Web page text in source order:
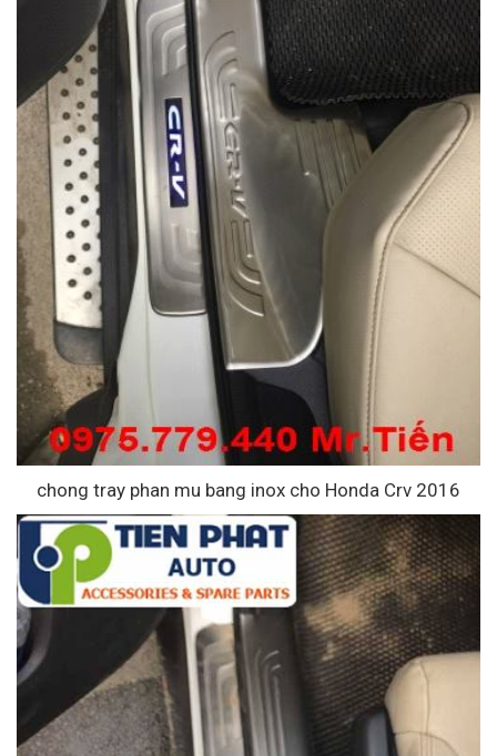
chong tray phan mu bang inox cho Honda Crv 2016